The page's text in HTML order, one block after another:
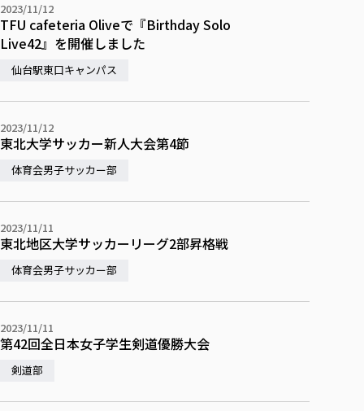
2023/11/12
TFU cafeteria Oliveで『Birthday Solo
Live42』を開催しました
仙台駅東口キャンパス
2023/11/12
東北大学サッカー新人大会第4節
体育会男子サッカー部
2023/11/11
東北地区大学サッカーリーグ2部昇格戦
体育会男子サッカー部
2023/11/11
第42回全日本女子学生剣道優勝大会
剣道部